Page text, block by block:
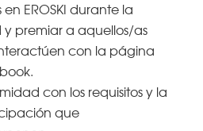
EROSKI durante la
premiar a aquellos/as
con la página
con los requisitos y la
que